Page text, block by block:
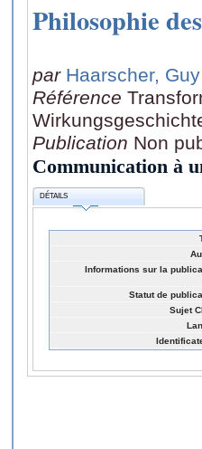
Philosophie
par Haarscher, Guy
Référence
Publication Non
Communication à
DÉTAILS
Informations sur la
Statut de
Sujet